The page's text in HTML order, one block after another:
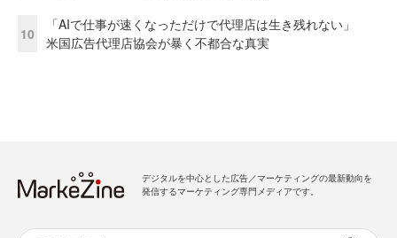
10
「AIで仕事が速くなっただけで代理店は生き残れない」
米国広告代理店協会が暴く不都合な真実
デジタルを中心とした広告／マーケティングの最新動向を
発信するマーケティング専門メディアです。